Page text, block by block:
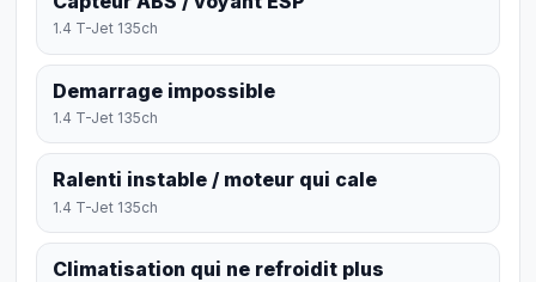
1.4 T-Jet 135ch
Demarrage impossible
1.4 T-Jet 135ch
Ralenti instable / moteur qui cale
1.4 T-Jet 135ch
Climatisation qui ne refroidit plus